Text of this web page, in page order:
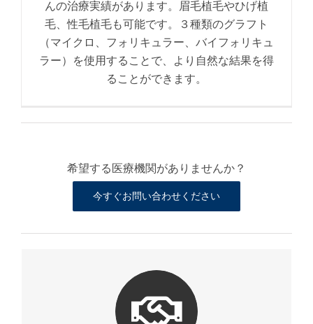
んの治療実績があります。眉毛植毛やひげ植
毛、性毛植毛も可能です。３種類のグラフト
（マイクロ、フォリキュラー、バイフォリキュ
ラー）を使用することで、より自然な結果を得
ることができます。
希望する医療機関がありませんか？
今すぐお問い合わせください